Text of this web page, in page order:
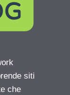
siti
che